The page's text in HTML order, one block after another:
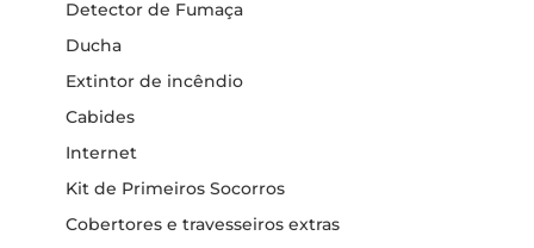
Detector de Fumaça
Ducha
Extintor de incêndio
Cabides
Internet
Kit de Primeiros Socorros
Cobertores e travesseiros extras